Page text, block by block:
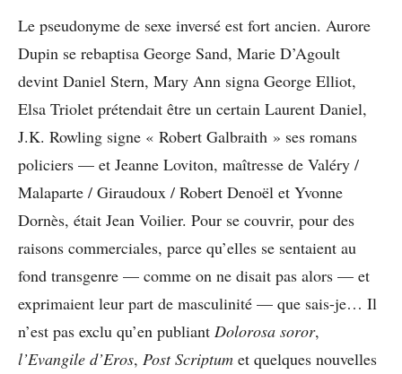
Le pseudonyme de sexe inversé est fort ancien. Aurore
Dupin se rebaptisa George Sand, Marie D’Agoult
devint Daniel Stern, Mary Ann signa George Elliot,
Elsa Triolet prétendait être un certain Laurent Daniel,
J.K. Rowling signe « Robert Galbraith » ses romans
policiers — et Jeanne Loviton, maîtresse de Valéry /
Malaparte / Giraudoux / Robert Denoël et Yvonne
Dornès, était Jean Voilier. Pour se couvrir, pour des
raisons commerciales, parce qu’elles se sentaient au
fond transgenre — comme on ne disait pas alors — et
exprimaient leur part de masculinité — que sais-je… Il
n’est pas exclu qu’en publiant Dolorosa soror,
l’Evangile d’Eros, Post Scriptum et quelques nouvelles